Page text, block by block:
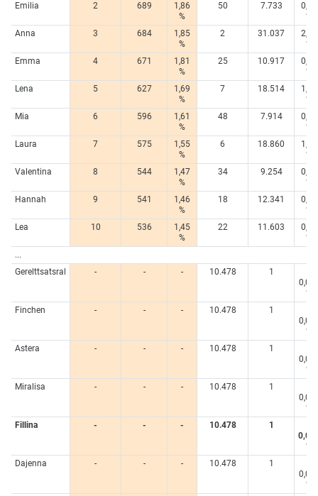
Emilia
2 689
1,86
%
50 7.733
0,55
%
Anna
3 684
1,85
%
2 31.037
2,20
%
Emma
4 671
1,81
%
25 10.917
0,78
%
Lena
5 627
1,69
%
7 18.514
1,31
%
Mia
6 596
1,61
%
48 7.914
0,56
%
Laura
7 575
1,55
%
6 18.860
1,34
%
Valentina
8 544
1,47
%
34 9.254
0,66
%
Hannah
9 541
1,46
%
18 12.341
0,88
%
Lea
10 536
1,45
%
22 11.603
0,82
%
...
Gerelttsatsral
- - - 10.478 1
%
Finchen
- - - 10.478 1
%
Astera
- - - 10.478 1
%
Miralisa
- - - 10.478 1
%
Fillina
- - - 10.478 1
%
Dajenna
- - - 10.478 1
%